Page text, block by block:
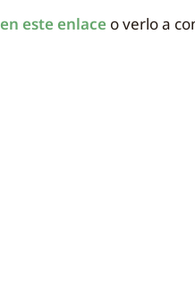
en este enlace o verlo a